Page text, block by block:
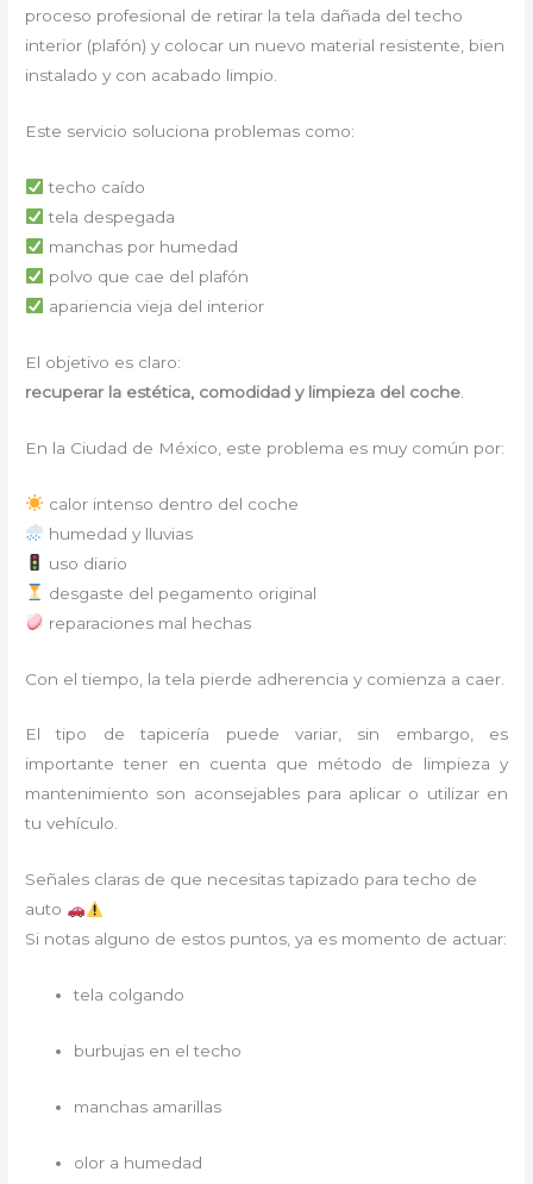
proceso profesional de retirar la tela dañada del techo
interior (plafón) y colocar un nuevo material resistente, bien
instalado y con acabado limpio.
Este servicio soluciona problemas como:
techo caído
tela despegada
manchas por humedad
polvo que cae del plafón
apariencia vieja del interior
El objetivo es claro:
recuperar la estética, comodidad y limpieza del coche
En la Ciudad de México, este problema es muy común por:
calor intenso dentro del coche
humedad y lluvias
uso diario
desgaste del pegamento original
reparaciones mal hechas
Con el tiempo, la tela pierde adherencia y comienza a caer.
El tipo de tapicería puede variar, sin embargo, es
importante tener en cuenta que método de limpieza y
mantenimiento son aconsejables para aplicar o utilizar en
tu vehículo.
Señales claras de que necesitas tapizado para techo de
auto
Si notas alguno de estos puntos, ya es momento de actuar:
tela colgando
burbujas en el techo
manchas amarillas
olor a humedad